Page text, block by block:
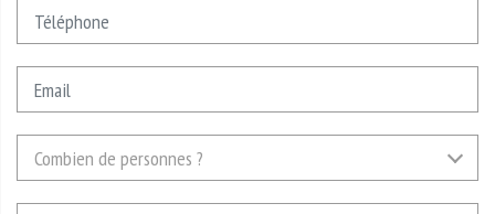
Combien
de
personnes
Combien de personnes ?